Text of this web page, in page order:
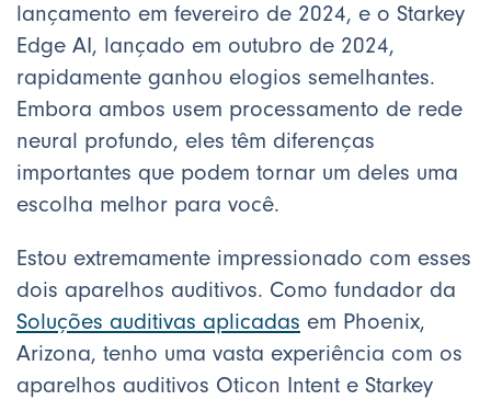
lançamento em fevereiro de 2024, e o Starkey
Edge AI, lançado em outubro de 2024,
rapidamente ganhou elogios semelhantes.
Embora ambos usem processamento de rede
neural profundo, eles têm diferenças
importantes que podem tornar um deles uma
escolha melhor para você.
Estou extremamente impressionado com esses
dois aparelhos auditivos. Como fundador da
Soluções auditivas aplicadas em Phoenix,
Arizona, tenho uma vasta experiência com os
aparelhos auditivos Oticon Intent e Starkey